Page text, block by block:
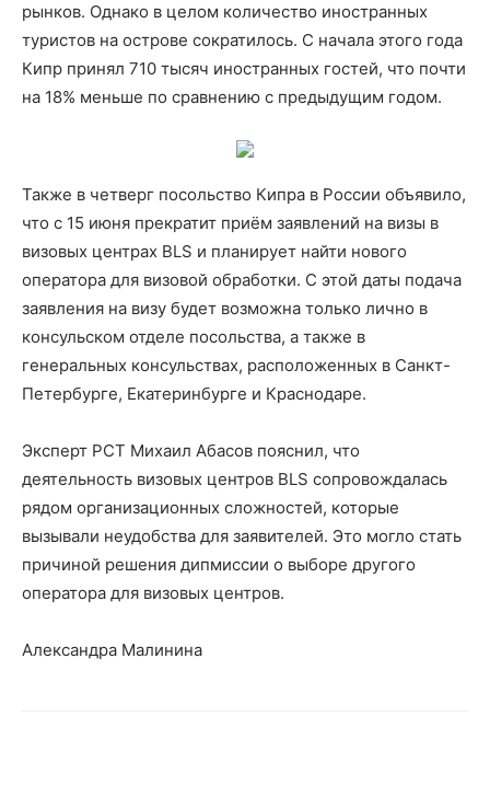
рынков. Однако в целом количество иностранных
туристов на острове сократилось. С начала этого года
Кипр принял 710 тысяч иностранных гостей, что почти
на 18% меньше по сравнению с предыдущим годом.
Также в четверг посольство Кипра в России объявило,
что с 15 июня прекратит приём заявлений на визы в
визовых центрах BLS и планирует найти нового
оператора для визовой обработки. С этой даты подача
заявления на визу будет возможна только лично в
консульском отделе посольства, а также в
генеральных консульствах, расположенных в Санкт-
Петербурге, Екатеринбурге и Краснодаре.
Эксперт РСТ Михаил Абасов пояснил, что
деятельность визовых центров BLS сопровождалась
рядом организационных сложностей, которые
вызывали неудобства для заявителей. Это могло стать
причиной решения дипмиссии о выборе другого
оператора для визовых центров.
Александра Малинина